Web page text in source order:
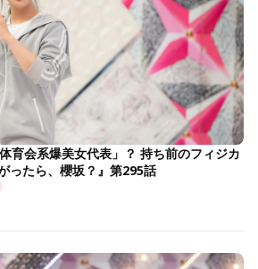
育会系爆美女代表」？ 持ち前のフィジカ
ったら、櫻坂？』第295話